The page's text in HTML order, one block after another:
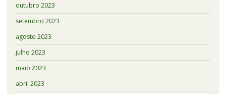
outubro 2023
setembro 2023
agosto 2023
julho 2023
maio 2023
abril 2023